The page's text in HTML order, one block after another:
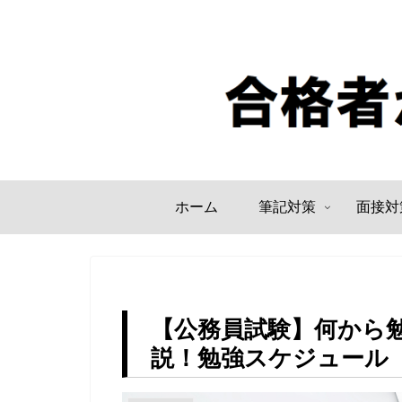
ホーム 筆記対策 面接対
【公務員試験】何か
説！勉強スケジュール